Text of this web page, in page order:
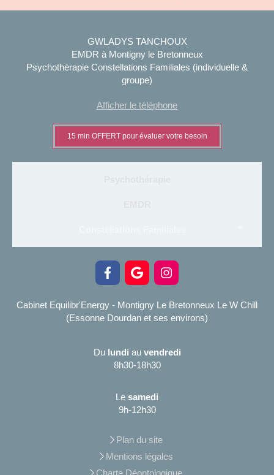
GWLADYS TANCHOUX
EMDR à Montigny le Bretonneux
Psychothérapie Constellations Familiales (individuelle &
groupe)
Afficher le téléphone
15 min OFFERT pour évaluer votre besoin
Cabinet Equilibr'Energy - Montigny Le Bretonneux Le W Chill
(Essonne Dourdan et ses environs)
Du lundi au vendredi
8h30-18h30
Le samedi
9h-12h30
Plan du site
Mentions légales
Charte Déontologique